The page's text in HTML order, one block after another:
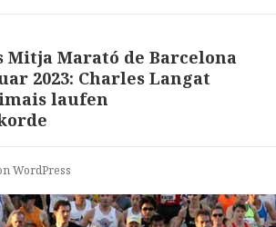
Mitja Marató de Barcelona
2023: Charles Langat
laufen
WordPress